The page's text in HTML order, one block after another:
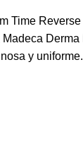
Time
Derma
y uniforme.